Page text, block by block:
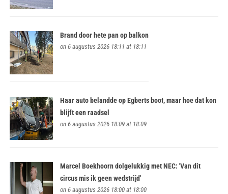
Brand door hete pan op balkon
on 6 augustus 2026 18:11 at 18:11
Haar auto belandde op Egberts boot, maar hoe dat kon
blijft een raadsel
on 6 augustus 2026 18:09 at 18:09
Marcel Boekhoorn dolgelukkig met NEC: 'Van dit
circus mis ik geen wedstrijd'
on 6 augustus 2026 18:00 at 18:00